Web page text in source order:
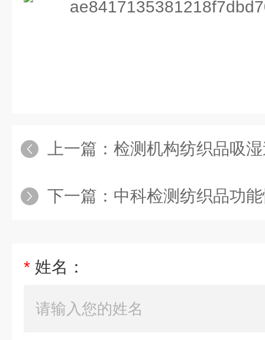
上一篇： 检测机构纺织品吸湿速干
下一篇： 中科检测纺织品功
* 姓名：